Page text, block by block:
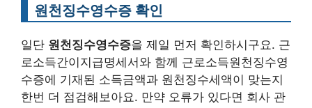
원천징수영수증 확인
일단 원천징수영수증을 제일 먼저 확인하시구요. 근
로소득간이지급명세서와 함께 근로소득원천징수영
수증에 기재된 소득금액과 원천징수세액이 맞는지
한번 더 점검해보아요. 만약 오류가 있다면 회사 관